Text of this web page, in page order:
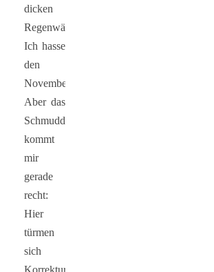
dicken
Regenwänden.
Ich hasse
den
November.
Aber das
Schmuddelwetter
kommt
mir
gerade
recht:
Hier
türmen
sich
Korrekturstapel,